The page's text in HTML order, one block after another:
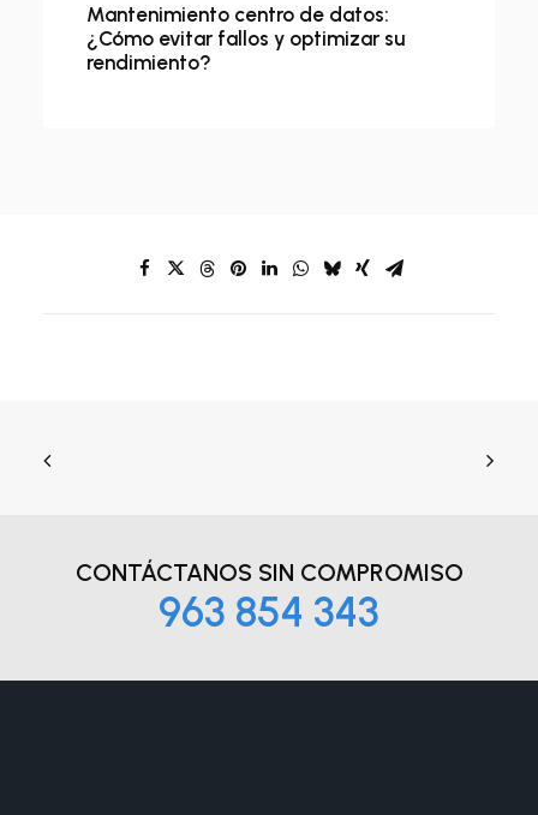
Mantenimiento centro de datos:
¿Cómo evitar fallos y optimizar su
rendimiento?
CONTÁCTANOS SIN COMPROMISO
963 854 343